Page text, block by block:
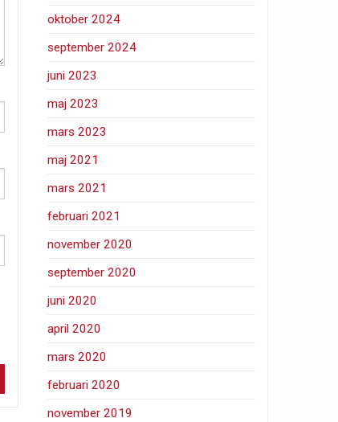
oktober 2024
september 2024
juni 2023
maj 2023
mars 2023
maj 2021
mars 2021
februari 2021
november 2020
september 2020
juni 2020
april 2020
mars 2020
februari 2020
november 2019